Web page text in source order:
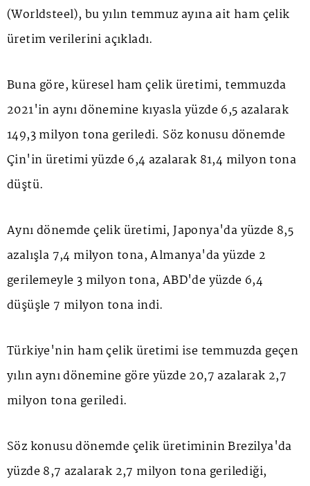
(Worldsteel), bu yılın temmuz ayına ait ham çelik
üretim verilerini açıkladı.
Buna göre, küresel ham çelik üretimi, temmuzda
2021'in aynı dönemine kıyasla yüzde 6,5 azalarak
149,3 milyon tona geriledi. Söz konusu dönemde
Çin'in üretimi yüzde 6,4 azalarak 81,4 milyon tona
düştü.
Aynı dönemde çelik üretimi, Japonya'da yüzde 8,5
azalışla 7,4 milyon tona, Almanya'da yüzde 2
gerilemeyle 3 milyon tona, ABD'de yüzde 6,4
düşüşle 7 milyon tona indi.
Türkiye'nin ham çelik üretimi ise temmuzda geçen
yılın aynı dönemine göre yüzde 20,7 azalarak 2,7
milyon tona geriledi.
Söz konusu dönemde çelik üretiminin Brezilya'da
yüzde 8,7 azalarak 2,7 milyon tona gerilediği,